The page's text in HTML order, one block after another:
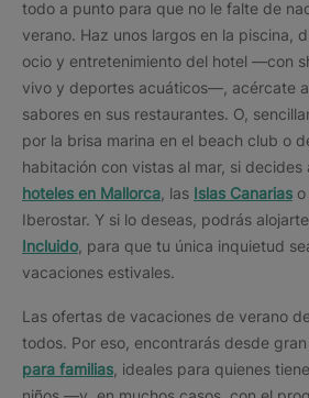
todo a punto para que no le falte de
verano. Haz unos largos en la piscina,
ocio y entretenimiento del hotel —con
vivo y deportes acuáticos—, acércate
sabores en sus restaurantes. O,
por la brisa marina en el beach club o
habitación con vistas al mar, si decides
hoteles en Mallorca , las Islas Canarias o
Iberostar. Y si lo deseas, podrás
Incluido , para que tu única inquietud
vacaciones estivales.
Las ofertas de vacaciones de verano
todos. Por eso, encontrarás desde
para familias , ideales para quienes